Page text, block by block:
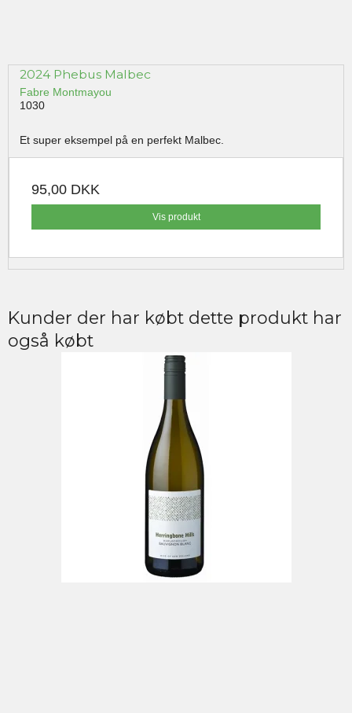
2024 Phebus Malbec
Fabre Montmayou
1030
Et super eksempel på en perfekt Malbec.
95,00 DKK
Vis produkt
Kunder der har købt dette produkt har
også købt